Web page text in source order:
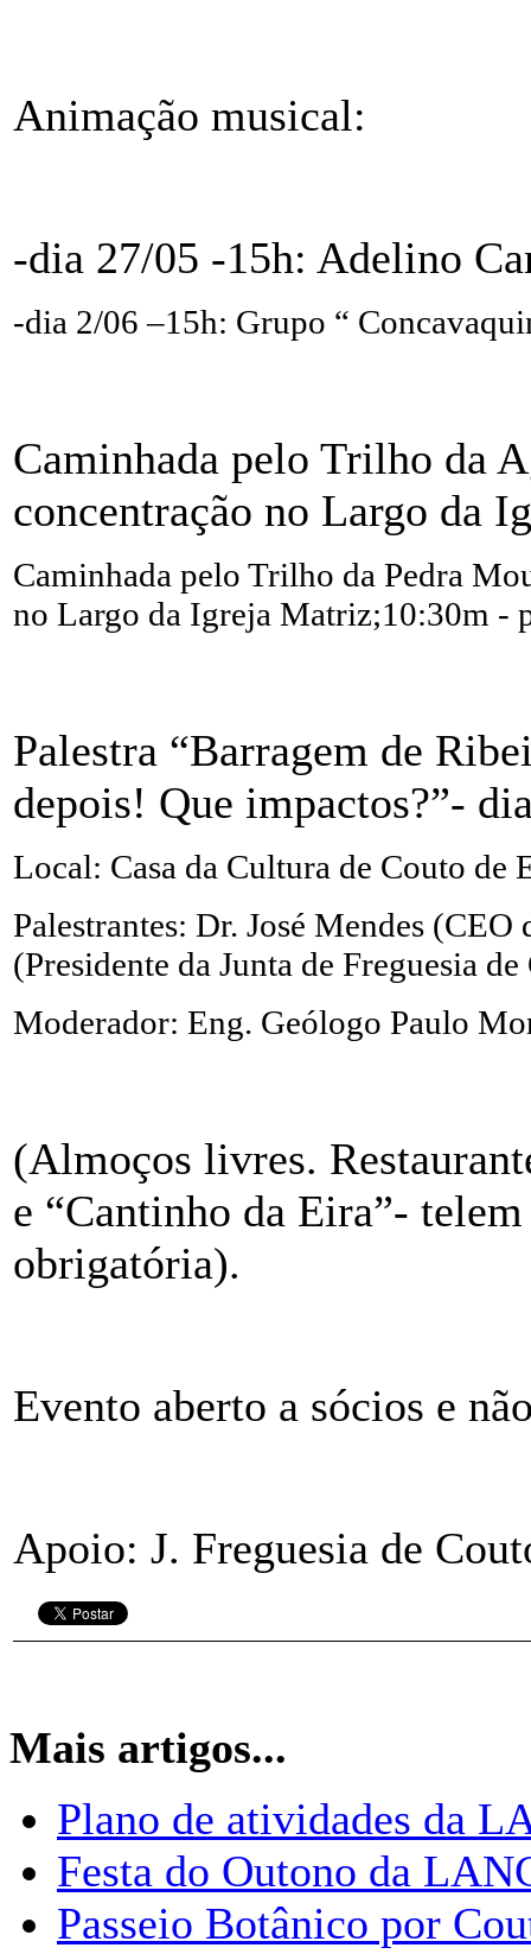
Animação musical:
-dia 27/05 -15h: Adelino
-dia 2/06 –15h: Grupo “
Caminhada pelo Trilho da
concentração no Largo da
Caminhada pelo Trilho da Pedra
no Largo da Igreja Matriz;10:30m -
Palestra “Barragem de
depois! Que impactos?”-
Local: Casa da Cultura de Couto de
Palestrantes: Dr. José Mendes
(Presidente da Junta de Freguesia
Moderador: Eng. Geólogo Paulo
(Almoços livres.
e “Cantinho da Eira”-
obrigatória).
Evento aberto a sócios e
Apoio: J. Freguesia de
Mais artigos...
Plano de atividades da
Festa do Outono da
Passeio Botânico por